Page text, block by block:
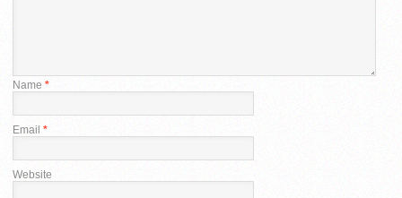
Name *
Email *
Website